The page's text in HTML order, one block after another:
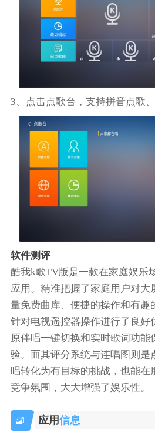
3、点击点歌台，支持拼音点歌、
软件测评
酷我k歌TV版是一款在家庭娱乐
应用。精准把握了家庭用户对大
量免费曲库、便捷的操作和有趣
针对电视遥控器操作进行了良好
原伴唱一键切换和实时歌词功能
验。而其评分系统与连唱图则是
唱转化为有目标的挑战，也能在
竞争氛围，大大增强了娱乐性。
应用信息